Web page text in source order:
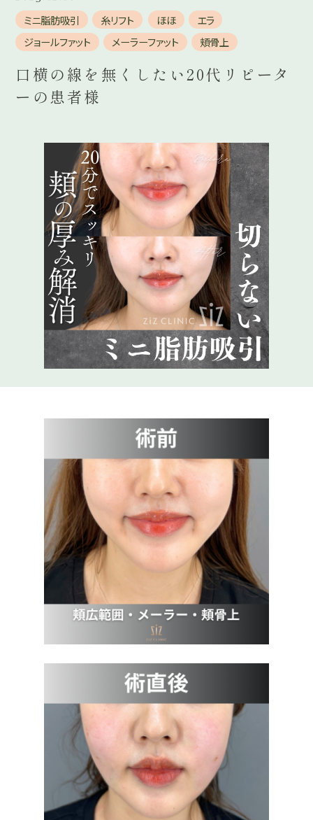
ミニ脂肪吸引 糸リフト ほほ
エラ
ジョールファット
メーラーファット 頬骨上
口横の線を無くしたい20代リピータ
ーの患者様